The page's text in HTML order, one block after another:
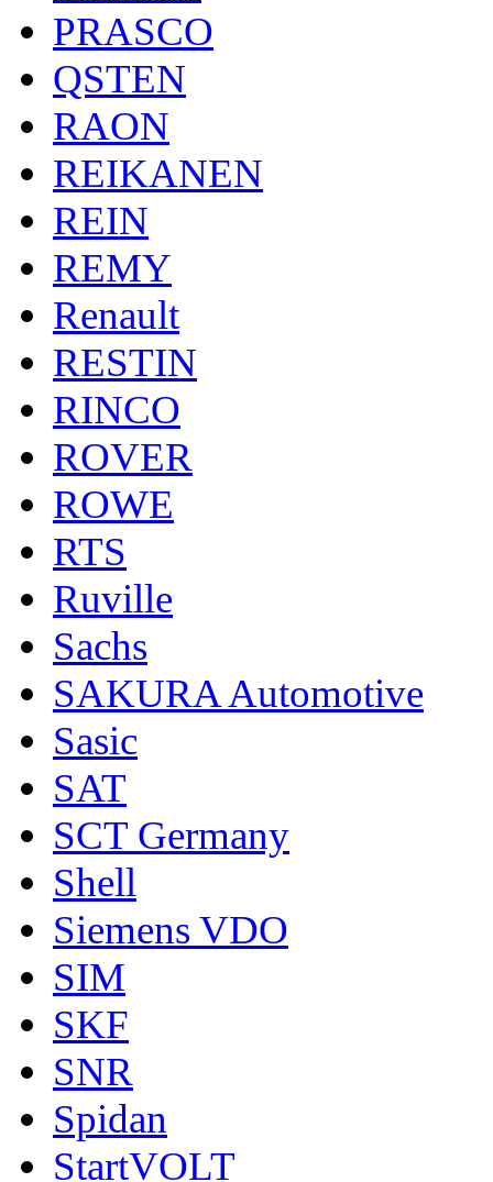
PRASCO
QSTEN
RAON
REIKANEN
REIN
REMY
Renault
RESTIN
RINCO
ROVER
ROWE
RTS
Ruville
Sachs
SAKURA Automotive
Sasic
SAT
SCT Germany
Shell
Siemens VDO
SIM
SKF
SNR
Spidan
StartVOLT